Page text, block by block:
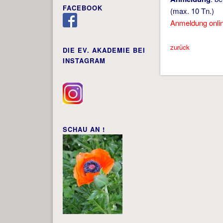
(max. 10 Tn.)
Anmeldung
zurück
FACEBOOK
DIE EV. AKADEMIE BEI
INSTAGRAM
SCHAU AN !